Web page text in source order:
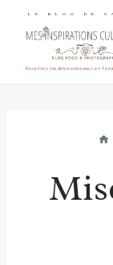
LE BLOG DE
Recettes méditerranéennes et